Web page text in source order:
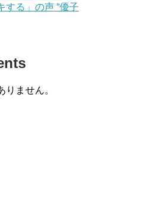
する」の声 “優子
ません。